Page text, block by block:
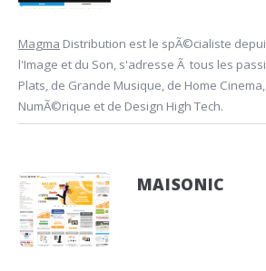
Magma Distribution est le spÃ©cialiste
l'Image et du Son, s'adresse Ã tous les
Plats, de Grande Musique, de Home
NumÃ©rique et de Design High Tech.
MAISONIC